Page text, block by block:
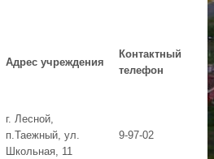
Адрес учреждения
Контактный
телефон
г. Лесной,
п.Таежный, ул.
Школьная, 11
9-97-02